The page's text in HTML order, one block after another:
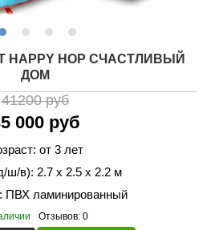
HAPPY HOP СЧАСТЛИВЫЙ
ДОМ
41200 руб
000 руб
от 3 лет
ш/в): 2.7 х 2.5 х 2.2 м
ПВХ ламинированный
Отзывов: 0